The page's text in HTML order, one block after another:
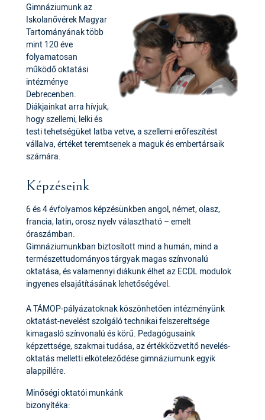
Gimnáziumunk az
Iskolanővérek Magyar
Tartományának több
mint 120 éve
folyamatosan
működő oktatási
intézménye
Debrecenben.
Diákjainkat arra hívjuk,
hogy szellemi, lelki és
testi tehetségüket latba vetve, a szellemi erőfeszítést
vállalva, értéket teremtsenek a maguk és embertársaik
számára.
Képzéseink
6 és 4 évfolyamos képzésünkben angol, német, olasz,
francia, latin, orosz nyelv választható – emelt
óraszámban.
Gimnáziumunkban biztosított mind a humán, mind a
természettudományos tárgyak magas színvonalú
oktatása, és valamennyi diákunk élhet az ECDL modulok
ingyenes elsajátításának lehetőségével.
A TÁMOP-pályázatoknak köszönhetően intézményünk
oktatást-nevelést szolgáló technikai felszereltsége
kimagasló színvonalú és körű. Pedagógusaink
képzettsége, szakmai tudása, az értékközvetítő nevelés-
oktatás melletti elköteleződése gimnáziumunk egyik
alappillére.
Minőségi oktatói munkánk
bizonyítéka: